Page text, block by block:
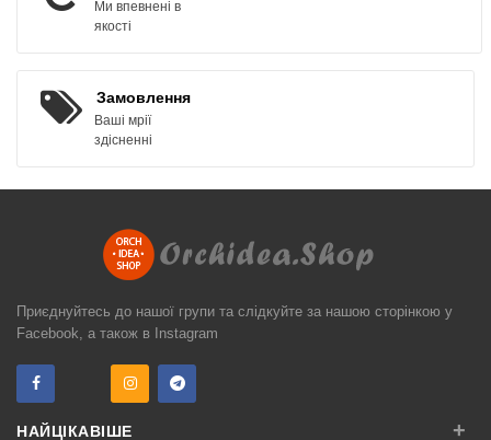
Ми впевнені в
якості
Замовлення
Ваші мрії
здісненні
Приєднуйтесь до нашої групи та слідкуйте за нашою сторінкою у
Facebook, а також в Instagram
НАЙЦІКАВІШЕ +